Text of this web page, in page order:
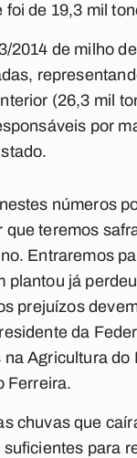
foi de 19,3 mil
2014 de milho
(26,3 mil
por
números
que teremos
Entraremos
plantou já
prejuízos
da
Agricultura do
Ferreira.
chuvas que
para